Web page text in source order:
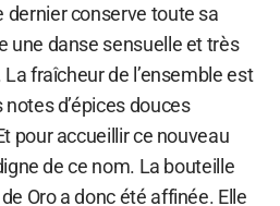
conserve toute sa
une danse sensuelle et très
fraîcheur de l’ensemble est
d’épices douces
pour accueillir ce nouveau
de ce nom. La bouteille
Oro a donc été affinée. Elle